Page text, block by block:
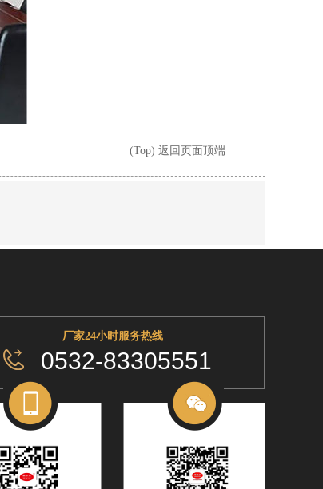
(Top) 返回页面顶端
厂家24小时服务热线
0532-83305551